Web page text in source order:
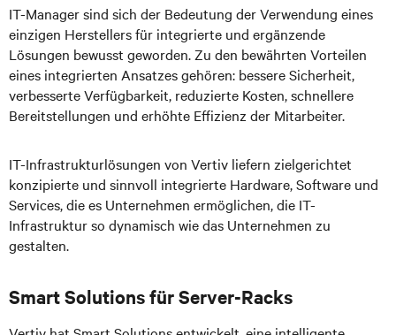
IT-Manager sind sich der Bedeutung der Verwendung eines
einzigen Herstellers für integrierte und ergänzende
Lösungen bewusst geworden. Zu den bewährten Vorteilen
eines integrierten Ansatzes gehören: bessere Sicherheit,
verbesserte Verfügbarkeit, reduzierte Kosten, schnellere
Bereitstellungen und erhöhte Effizienz der Mitarbeiter.
IT-Infrastrukturlösungen von Vertiv liefern zielgerichtet
konzipierte und sinnvoll integrierte Hardware, Software und
Services, die es Unternehmen ermöglichen, die IT-
Infrastruktur so dynamisch wie das Unternehmen zu
gestalten.
Smart Solutions für Server-Racks